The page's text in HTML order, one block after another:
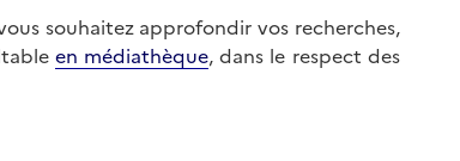
souhaitez approfondir vos recherches,
en médiathèque, dans le respect des